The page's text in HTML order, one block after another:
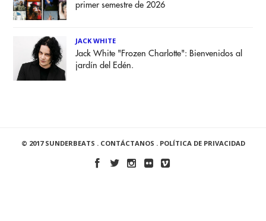
primer semestre de 2026
JACK WHITE
Jack White "Frozen Charlotte": Bienvenidos al
jardín del Edén.
© 2017 SUNDERBEATS . CONTÁCTANOS . POLÍTICA DE PRIVACIDAD